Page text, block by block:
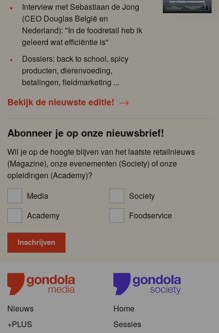
Interview met Sebastiaan de Jong
(CEO Douglas België en
Nederland): "In de foodretail heb ik
geleerd wat efficiëntie is"
Dossiers: back to school, spicy
producten, dierenvoeding,
betalingen, fieldmarketing ...
Bekijk de nieuwste editie!
Abonneer je op onze nieuwsbrief!
Wil je op de hoogte blijven van het laatste retailnieuws
(Magazine), onze evenementen (Society) of onze
opleidingen (Academy)?
Media
Society
Academy
Foodservice
Nieuws
+PLUS
Home
Sessies